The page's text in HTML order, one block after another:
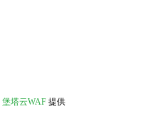
堡塔云WAF 提供